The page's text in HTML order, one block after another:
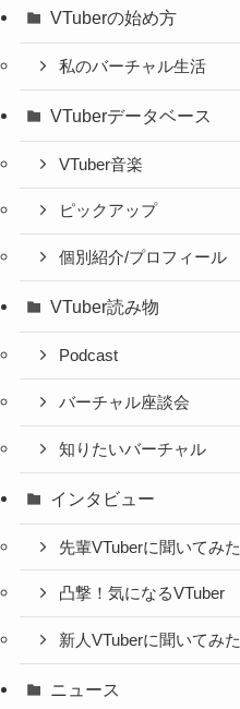
VTuberの始め方
私のバーチャル生活
VTuberデータベース
VTuber音楽
ピックアップ
個別紹介/プロフィール
VTuber読み物
Podcast
バーチャル座談会
知りたいバーチャル
インタビュー
先輩VTuberに聞いてみた
凸撃！気になるVTuber
新人VTuberに聞いてみた
ニュース